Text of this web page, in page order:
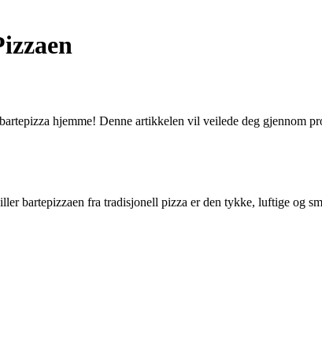
hjemme! Denne artikkelen vil veilede deg gjennom
bartepizzaen fra tradisjonell pizza er den tykke, luftige og